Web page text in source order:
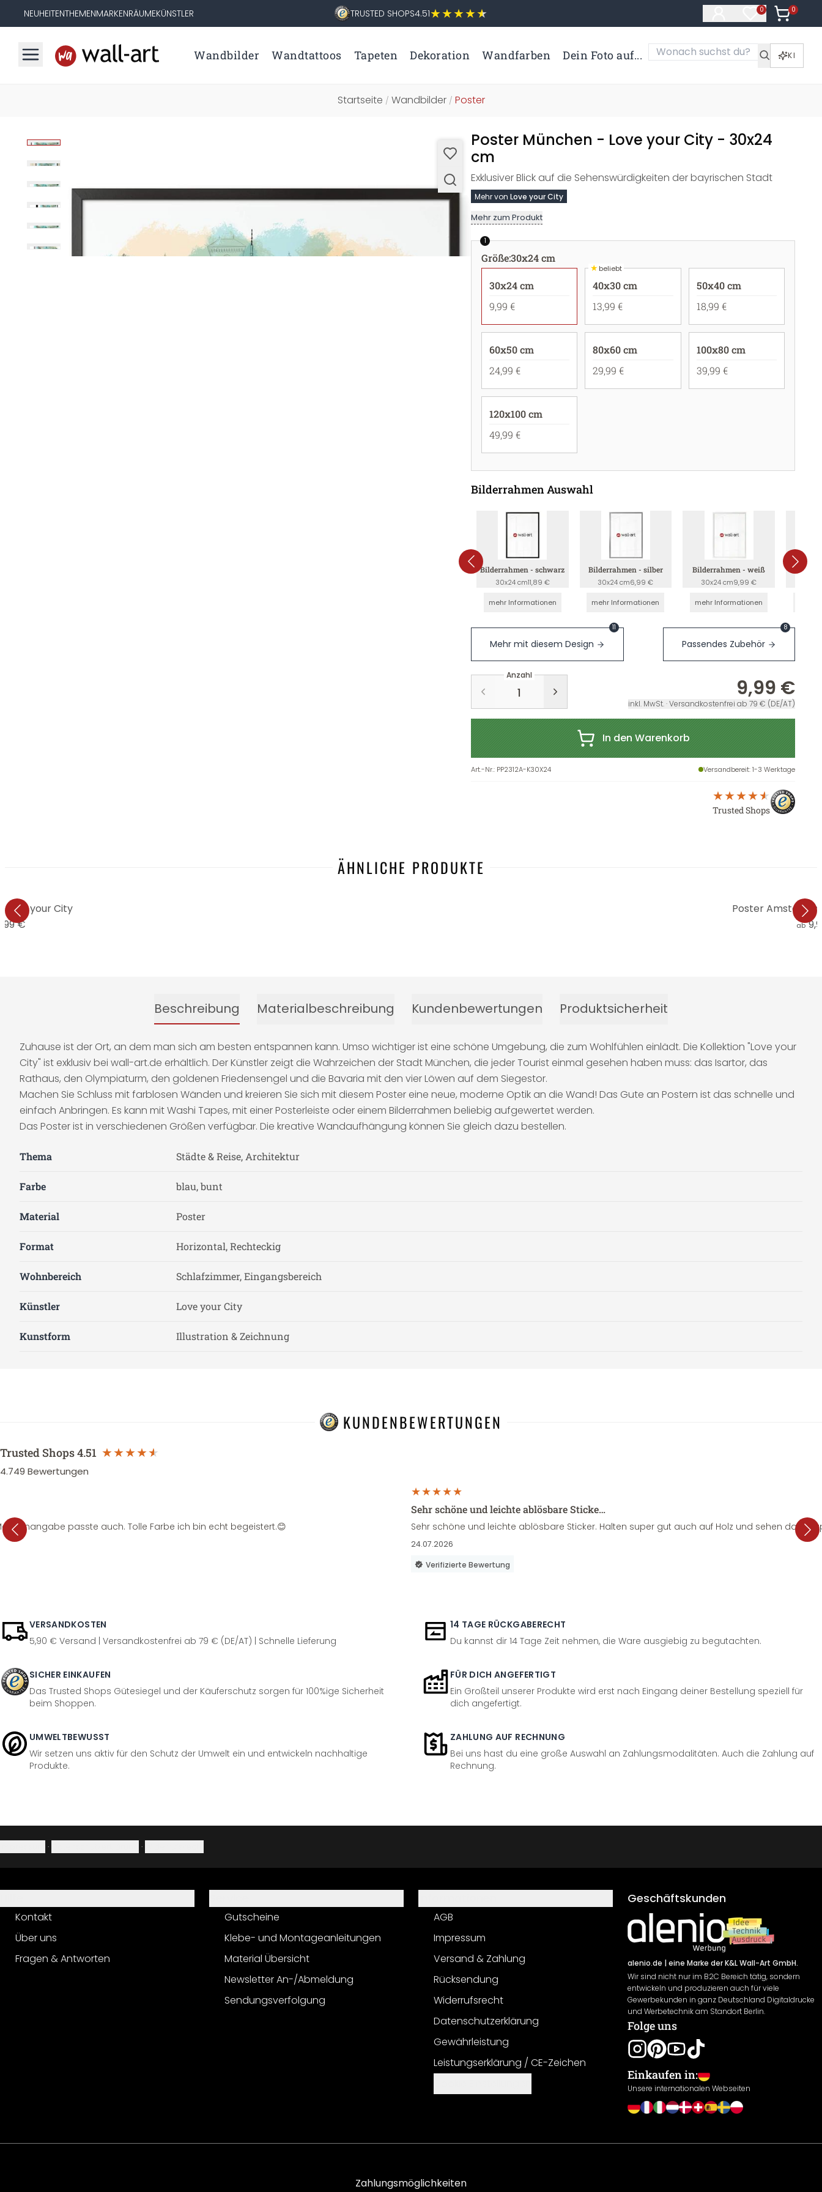
NEUHEITENTHEMENMARKENRÄUMEKÜNSTLER TRUSTED SHOPS4.51 0
Artikel im
0
Artikel
Wandbilder Wandtattoos Tapeten Dekoration Wandfarben Dein Foto auf... KI
Startseite / Wandbilder/ Poster
Poster München - Love your City - 30x24
cm
Exklusiver Blick auf die Sehenswürdigkeiten der bayrischen Stadt
Mehr von Love your City
Mehr zum Produkt
1
Größe:30x24 cm
30x24 cm
9,99 €
★beliebt
40x30 cm
13,99 €
50x40 cm
18,99 €
60x50 cm
24,99 €
80x60 cm
29,99 €
100x80 cm
39,99 €
120x100 cm
49,99 €
Bilderrahmen Auswahl
Bilderrahmen - schwarz
30x24 cm11,89 €
mehr Informationen
Bilderrahmen - silber
30x24 cm6,99 €
mehr Informationen
Bilderrahmen - weiß
30x24 cm9,99 €
mehr Informationen
Mehr mit diesem Design
11
Passendes Zubehör
8
Anzahl
9,99 €
inkl. MwSt. · Versandkostenfrei ab 79 € (DE/AT)
In den Warenkorb
Art.-Nr.: PP2312A-K30X24 Versandbereit: 1-3 Werktage
Trusted Shops
ÄHNLICHE PRODUKTE
Love your City
€
Poster
ab
Beschreibung Materialbeschreibung Kundenbewertungen Produktsicherheit
Zuhause ist der Ort, an dem man sich am besten entspannen kann. Umso wichtiger ist eine schöne Umgebung, die zum Wohlfühlen einlädt. Die Kollektion "Love your
City" ist exklusiv bei wall-art.de erhältlich. Der Künstler zeigt die Wahrzeichen der Stadt München, die jeder Tourist einmal gesehen haben muss: das Isartor, das
Rathaus, den Olympiaturm, den goldenen Friedensengel und die Bavaria mit den vier Löwen auf dem Siegestor.
Machen Sie Schluss mit farblosen Wänden und kreieren Sie sich mit diesem Poster eine neue, moderne Optik an die Wand! Das Gute an Postern ist das schnelle und
einfach Anbringen. Es kann mit Washi Tapes, mit einer Posterleiste oder einem Bilderrahmen beliebig aufgewertet werden.
Das Poster ist in verschiedenen Größen verfügbar. Die kreative Wandaufhängung können Sie gleich dazu bestellen.
Thema Städte & Reise, Architektur
Farbe blau, bunt
Material Poster
Format Horizontal, Rechteckig
Wohnbereich Schlafzimmer, Eingangsbereich
Künstler Love your City
Kunstform Illustration & Zeichnung
KUNDENBEWERTUNGEN
Trusted Shops4.51
4.749 Bewertungen
passte auch. Tolle Farbe ich bin echt begeistert.😊
Sehr schöne und leichte ablösbare Sticke…
Sehr schöne und leichte ablösbare Sticker. Halten super gut auch auf Holz und sehen dazu
24.07.2026
Verifizierte Bewertung
VERSANDKOSTEN
5,90 € Versand | Versandkostenfrei ab 79 € (DE/AT) | Schnelle Lieferung
14 TAGE RÜCKGABERECHT
Du kannst dir 14 Tage Zeit nehmen, die Ware ausgiebig zu begutachten.
SICHER EINKAUFEN
Das Trusted Shops Gütesiegel und der Käuferschutz sorgen für 100%ige Sicherheit
beim Shoppen.
FÜR DICH ANGEFERTIGT
Ein Großteil unserer Produkte wird erst nach Eingang deiner Bestellung speziell für
dich angefertigt.
UMWELTBEWUSST
Wir setzen uns aktiv für den Schutz der Umwelt ein und entwickeln nachhaltige
Produkte.
ZAHLUNG AUF RECHNUNG
Bei uns hast du eine große Auswahl an Zahlungsmodalitäten. Auch die Zahlung auf
Rechnung.
· ·
Kontakt
Über uns
Fragen & Antworten
Gutscheine
Klebe- und Montageanleitungen
Material Übersicht
Newsletter An-/Abmeldung
Sendungsverfolgung
AGB
Impressum
Versand & Zahlung
Rücksendung
Widerrufsrecht
Datenschutzerklärung
Gewährleistung
Leistungserklärung / CE-Zeichen
Geschäftskunden
alenio.de | eine Marke der K&L Wall-Art GmbH.
Wir sind nicht nur im B2C Bereich tätig, sondern
entwickeln und produzieren auch für viele
Gewerbekunden in ganz Deutschland Digitaldrucke
und Werbetechnik am Standort Berlin.
Folge uns
Einkaufen in:
Unsere internationalen Webseiten
Zahlungsmöglichkeiten